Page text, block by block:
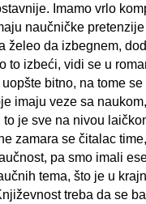
Imamo vrlo
naučničke
da izbegnem,
to izbeći, vidi se u
bitno, na tome
imaju veze sa
je sve na nivou
zamara se čitalac
pa smo imali
tema, što je u
treba da se